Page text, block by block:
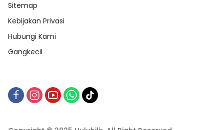
Sitemap
Kebijakan Privasi
Hubungi Kami
Gangkecil